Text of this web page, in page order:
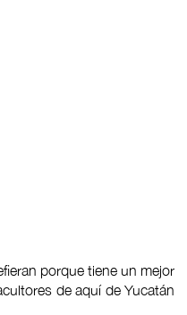
porque tiene un mejor
de aquí de Yucatán